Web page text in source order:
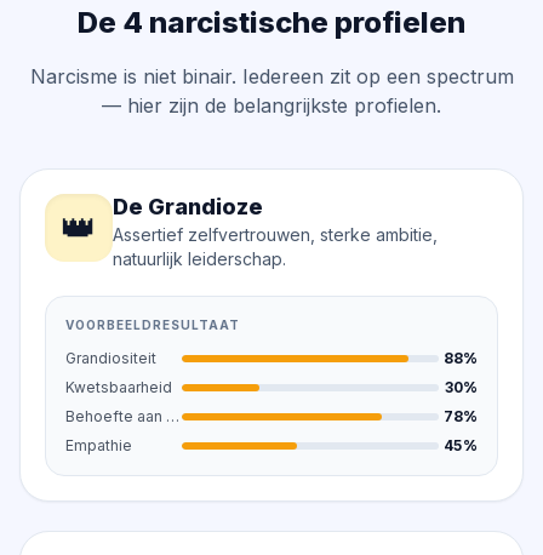
De 4 narcistische profielen
Narcisme is niet binair. Iedereen zit op een spectrum
— hier zijn de belangrijkste profielen.
👑 De Grandioze
Assertief zelfvertrouwen, sterke ambitie,
natuurlijk leiderschap.
VOORBEELDRESULTAAT
Grandiositeit
88%
Kwetsbaarheid
30%
Behoefte aan bewondering
78%
Empathie
45%